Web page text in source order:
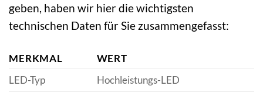
geben, haben wir hier die wichtigsten
technischen Daten für Sie zusammengefasst:
MERKMAL
WERT
LED-Typ
Hochleistungs-LED